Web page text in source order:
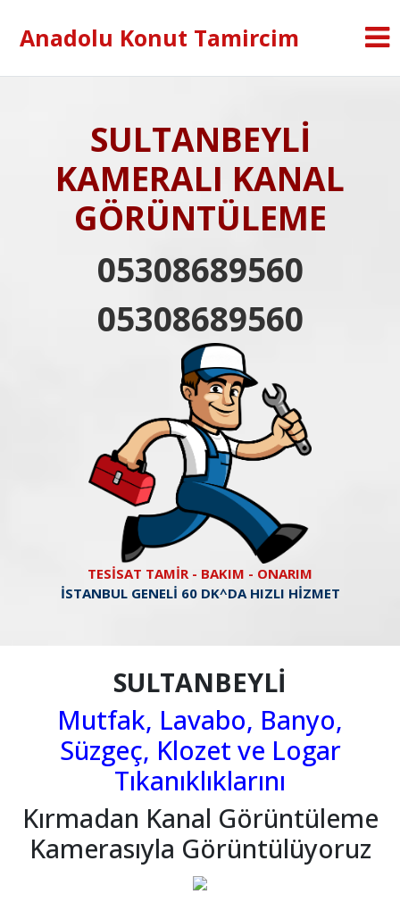
Anadolu Konut Tamircim
SULTANBEYLİ
KAMERALI KANAL
GÖRÜNTÜLEME
05308689560
05308689560
TESİSAT TAMİR - BAKIM - ONARIM
İSTANBUL GENELİ 60 DK^DA HIZLI HİZMET
SULTANBEYLİ
Mutfak, Lavabo, Banyo,
Süzgeç, Klozet ve Logar
Tıkanıklıklarını
Kırmadan Kanal Görüntüleme
Kamerasıyla Görüntülüyoruz